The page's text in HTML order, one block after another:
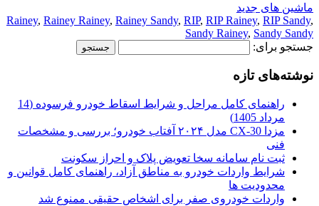
ماشین های جدید
Rainey, Rainey Rainey, Rainey Sandy, RIP, RIP Rainey, RIP Sandy,
Sandy Rainey, Sandy Sandy
جستجو برای:
نوشته‌های تازه
راهنمای کامل مراحل و شرایط اسقاط خودرو فرسوده (14
مرداد 1405)
مزدا CX-30 مدل ۲۰۲۴ آفتاب خودرو؛ بررسی و مشخصات
فنی
ثبت نام سامانه سخا تعویض پلاک و احراز سکونت
شرایط واردات خودرو به مناطق آزاد، راهنمای کامل قوانین و
محدودیت ها
واردات خودروی صفر برای اشخاص حقیقی ممنوع شد